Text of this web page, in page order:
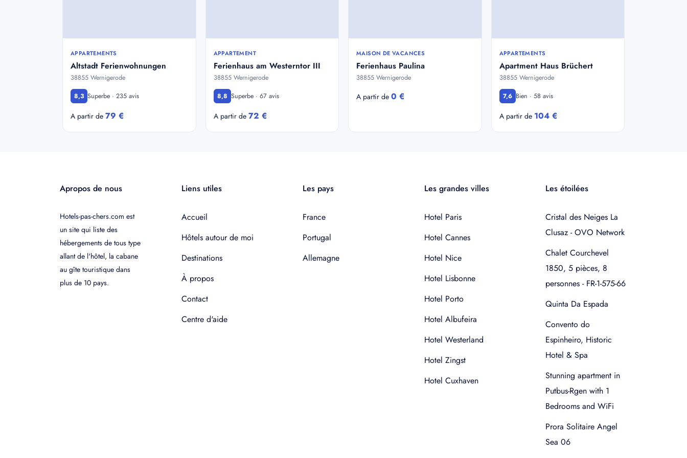
APPARTEMENTS
Altstadt Ferienwohnungen
38855 Wernigerode
8,3 Superbe · 235 avis
A partir de 79 €
APPARTEMENT
Ferienhaus am Westerntor III
38855 Wernigerode
8,8 Superbe · 67 avis
A partir de 72 €
MAISON DE VACANCES
Ferienhaus Paulina
38855 Wernigerode
A partir de 0 €
APPARTEMENTS
Apartment Haus Brüchert
38855 Wernigerode
7,6 Bien · 58 avis
A partir de 104 €
Apropos de nous
Hotels-pas-chers.com est
un site qui liste des
hébergements de tous type
allant de l'hôtel, la cabane
au gîte touristique dans
plus de 10 pays.
Liens utiles
Accueil
Hôtels autour de moi
Destinations
À propos
Contact
Centre d'aide
Les pays
France
Portugal
Allemagne
Les grandes villes
Hotel Paris
Hotel Cannes
Hotel Nice
Hotel Lisbonne
Hotel Porto
Hotel Albufeira
Hotel Westerland
Hotel Zingst
Hotel Cuxhaven
Les étoilées
Cristal des Neiges La
Clusaz - OVO Network
Chalet Courchevel
1850, 5 pièces, 8
personnes - FR-1-575-66
Quinta Da Espada
Convento do
Espinheiro, Historic
Hotel & Spa
Stunning apartment in
Putbus-Rgen with 1
Bedrooms and WiFi
Prora Solitaire Angel
Sea 06